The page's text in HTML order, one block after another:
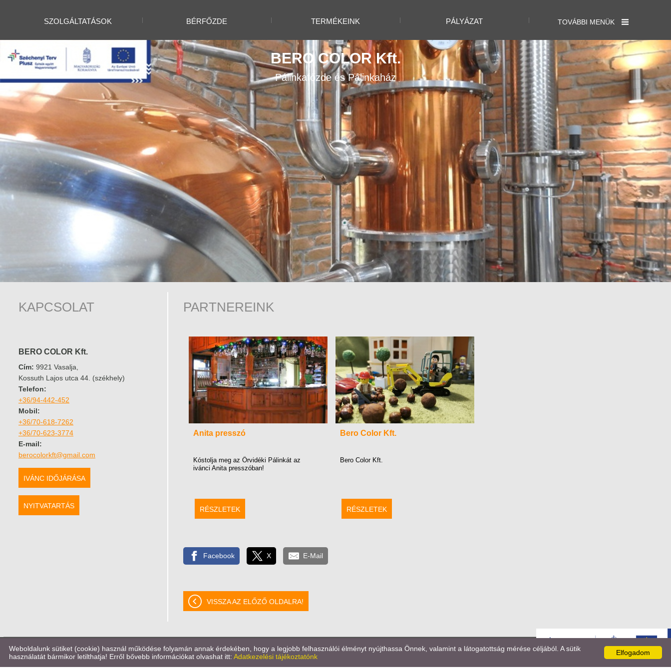
SZOLGÁLTATÁSOK BÉRFŐZDE TERMÉKEINK PÁLYÁZAT TOVÁBBI MENÜK
BERO COLOR Kft.
Pálinkafőzde és Pálinkaház
KAPCSOLAT
BERO COLOR Kft.
Cím: 9921 Vasalja,
Kossuth Lajos utca 44. (székhely)
Telefon:
+36/94-442-452
Mobil:
+36/70-618-7262
+36/70-623-3774
E-mail:
berocolorkft@gmail.com
IVÁNC IDŐJÁRÁSA
NYITVATARTÁS
PARTNEREINK
Anita presszó
Kóstolja meg az Őrvidéki Pálinkát az
ivánci Anita presszóban!
RÉSZLETEK
Bero Color Kft.
Bero Color Kft.
RÉSZLETEK
Facebook X E-Mail
VISSZA AZ ELŐZŐ OLDALRA!
© 2026 - BERO COLOR Kft. Oldal információklAdatkezelési tájékoztatólImpresszum
KERESÉS AZ OLDAL TARTALMÁBAN
Elfogadom
Weboldalunk sütiket (cookie) használ működése folyamán annak érdekében, hogy a legjobb felhasználói élményt nyújthassa Önnek, valamint a látogatottság mérése céljából. A sütik
használatát bármikor letilthatja! Erről bővebb információkat olvashat itt: Adatkezelési tájékoztatónk